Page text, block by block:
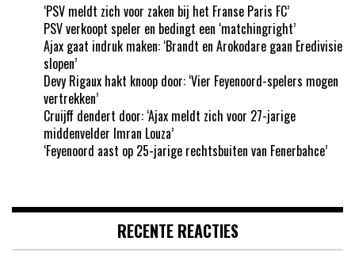
‘PSV meldt zich voor zaken bij het Franse Paris FC’
PSV verkoopt speler en bedingt een ‘matchingright’
Ajax gaat indruk maken: ‘Brandt en Arokodare gaan Eredivisie
slopen’
Devy Rigaux hakt knoop door: ‘Vier Feyenoord-spelers mogen
vertrekken’
Cruijff dendert door: ‘Ajax meldt zich voor 27-jarige
middenvelder Imran Louza’
‘Feyenoord aast op 25-jarige rechtsbuiten van Fenerbahce’
RECENTE REACTIES